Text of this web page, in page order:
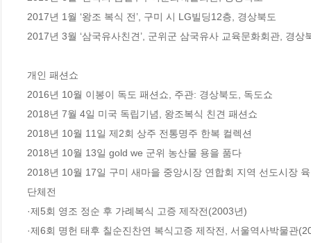
2017년 1월 ‘왕조 복식 전’, 구미 시 LG빌딩12층, 경상북도
2017년 3월 ‘삼국유사친견’, 군위군 삼국유사 교육문화회관, 경상
개인 패션쇼
2016년 10월 이봉이 독도 패션쇼, 주관: 경상북도, 독도쇼
2018년 7월 4일 미국 독립기념, 왕조복식 친견 패션쇼
2018년 10월 11일 제2회 상주 전통명주 한복 컬렉션
2018년 10월 13일 gold we 군위 농산물 용을 품다
2018년 10월 17일 구미 새마을 중앙시장 연합회 지역 선도시장
단체전
·제5회 영조 정순 후 가례복식 고증 제작전(2003년)
·제6회 명헌 태후 칠순진찬연 복식고증 제작전, 서울역사박물관